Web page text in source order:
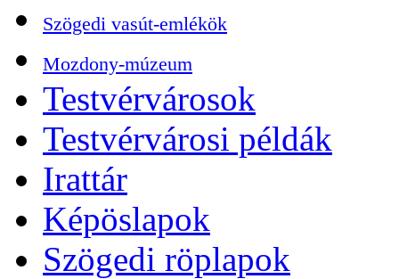
Szögedi vasút-emlékök
Mozdony-múzeum
Testvérvárosok
Testvérvárosi példák
Irattár
Képöslapok
Szögedi röplapok